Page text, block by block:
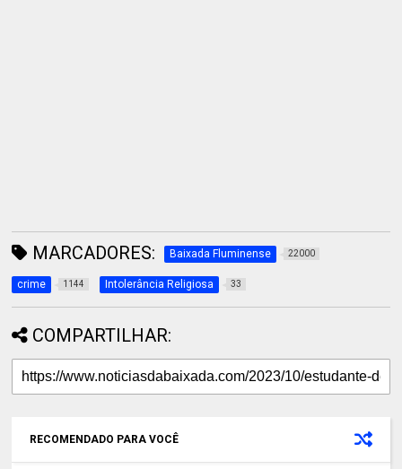
MARCADORES: Baixada Fluminense 22000
crime 1144 Intolerância Religiosa 33
COMPARTILHAR:
RECOMENDADO PARA VOCÊ